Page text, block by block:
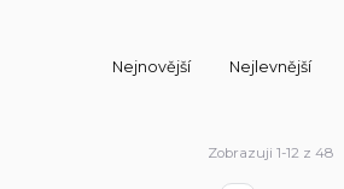
Nejnovější Nejlevnější
Zobrazuji 1-12 z 48